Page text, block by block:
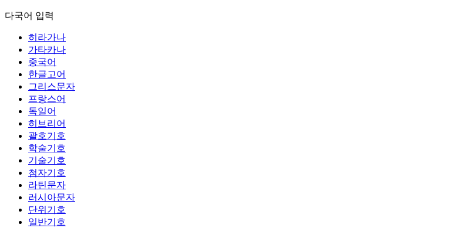
다국어 입력
히라가나
가타카나
중국어
한글고어
그리스문자
프랑스어
독일어
히브리어
괄호기호
학술기호
기술기호
첨자기호
라틴문자
러시아문자
단위기호
일반기호